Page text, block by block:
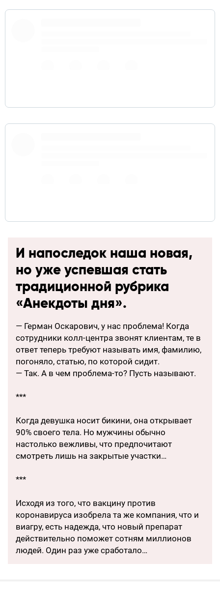
И напоследок наша новая,
но уже успевшая стать
традиционной рубрика
«Анекдоты дня».
— Герман Оскарович, у нас проблема! Когда
сотрудники колл-центра звонят клиентам, те в
ответ теперь требуют называть имя, фамилию,
погоняло, статью, по которой сидит.
— Так. А в чем проблема-то? Пусть называют.
***
Когда девушка носит бикини, она открывает
90% своего тела. Но мужчины обычно
настолько вежливы, что предпочитают
смотреть лишь на закрытые участки…
***
Исходя из того, что вакцину против
коронавируса изобрела та же компания, что и
виагру, есть надежда, что новый препарат
действительно поможет сотням миллионов
людей. Один раз уже сработало…